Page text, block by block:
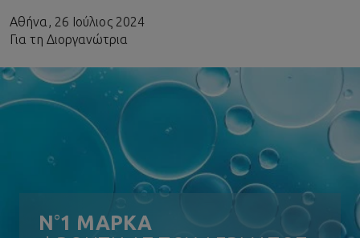
Αθήνα, 26 Ιούλιος 2024
Για τη Διοργανώτρια
N°1 ΜΑΡΚΑ